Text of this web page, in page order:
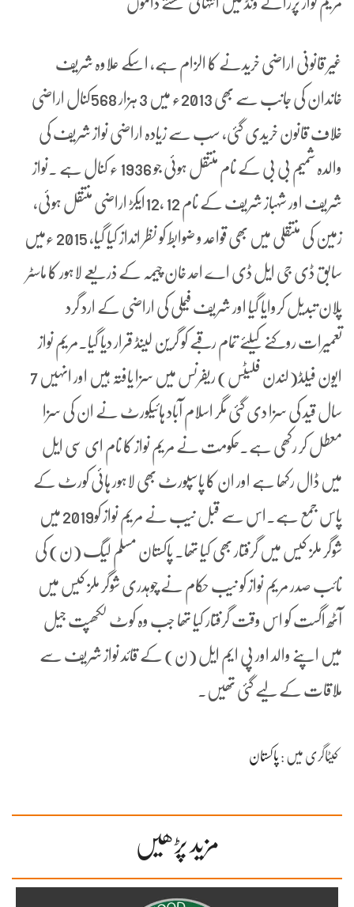
غیر قانونی اراضی خریدنے کا الزام ہے، اسکے علاوہ شریف
خاندان کی جانب سے بھی 2013ء میں 3 ہزار 568کنال اراضی
خلاف قانون خریدی گئی، سب سے زیادہ اراضی نواز شریف کی
والدہ شمیم بی بی کے نام منتقل ہوئی جو 1936 ء کنال ہے ۔نواز
شریف اور شہباز شریف کے نام 12 ،12ایکڑ اراضی منتقل ہوئی،
زمین کی منتقلی میں بھی قواعد و ضوابط کو نظر انداز کیا گیا، 2015 ءمیں
سابق ڈی جی ایل ڈی اے احد خان چیمہ کے ذریعے لاہور کا ماسٹر
پلان تبدیل کروایا گیا اور شریف فیملی کی اراضی کے ارد گرد
تعمیرات روکنے کیلئے تمام رقبے کو گرین لینڈ قرار دیا گیا۔مریم نواز
ایون فیلڈ(لندن فلیٹس) ریفرنس میں سزا یافتہ ہیں اور انہیں 7
سال قید کی سزا دی گئی مگر اسلام آباد ہائیکورٹ نے ان کی سزا
معطل کر رکھی ہے۔حکومت نے مریم نواز کا نام ای سی ایل
میں ڈال رکھا ہے اور ان کا پاسپورٹ بھی لاہور ہائی کورٹ کے
پاس جمع ہے۔اس سے قبل نیب نے مریم نواز کو2019 میں
شوگر ملز کیس میں گرفتار بھی کیا تھا۔ پاکستان مسلم لیگ (ن) کی
نائب صدر مریم نواز کو نیب حکام نے چوہدری شوگر ملز کیس میں
آٹھ اگست کو اس وقت گرفتار کیا تھا جب وہ کوٹ لکھپت جیل
میں اپنے والد اور پی ایم ایل (ن) کے قائد نواز شریف سے
ملاقات کے لیے گئی تھیں۔
کیٹاگری میں : پاکستان
مزید پڑھیں